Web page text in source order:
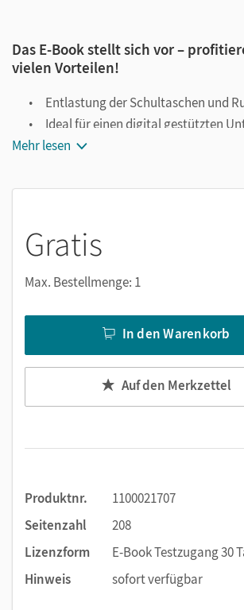
Das E-Book stellt sich vor –
vielen Vorteilen!
Entlastung der Schultaschen und
Ideal für einen digital gestützten
Notiz- und Markierungsmöglichkeit
Notizen erstellen
Markierungen setzen
Suchen im Text
Zoomen
Mehr lesen
Gratis
Max. Bestellmenge: 1
In den Warenkorb
Auf den Merkzettel
Produktnr.
1100021707
Seitenzahl
208
Lizenzform
E-Book Testzugang 30
Hinweis
sofort verfügbar